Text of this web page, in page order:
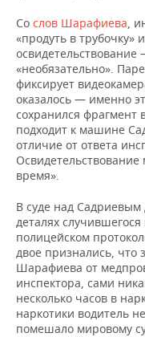
Со слов Шарафиева,
«продуть в трубочку»
освидетельствование
«необязательно».
фиксирует
оказалось — именно
сохранился фрагмент
подходит к машине
отличие от ответа
время».
В суде над
деталях
полицейском
двое признались, что
Шарафиева от
инспектора, сами
несколько часов в
наркотики водитель
помешало мировому